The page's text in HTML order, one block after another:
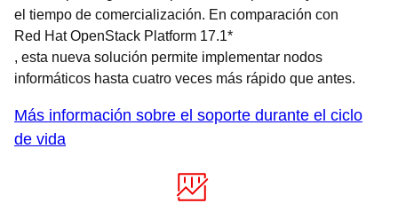
el tiempo de comercialización. En comparación con
Red Hat OpenStack Platform 17.1*
, esta nueva solución permite implementar nodos
informáticos hasta cuatro veces más rápido que antes.
Más información sobre el soporte durante el ciclo
de vida